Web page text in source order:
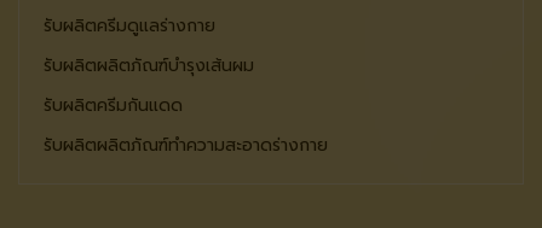
รับผลิตครีมดูแลร่างกาย
รับผลิตผลิตภัณฑ์บำรุงเส้นผม
รับผลิตครีมกันแดด
รับผลิตผลิตภัณฑ์ทำความสะอาดร่างกาย